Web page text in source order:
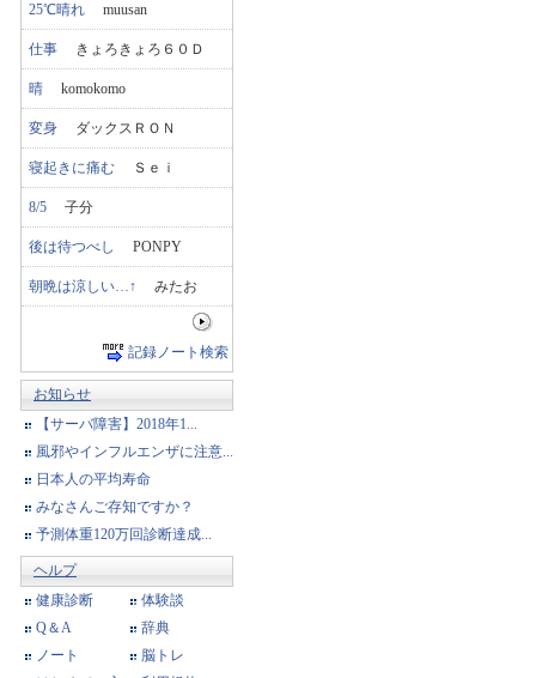
25℃晴れ muusan
仕事 きょろきょろ６０Ｄ
晴 komokomo
変身 ダックスＲＯＮ
寝起きに痛む Ｓｅｉ
8/5 子分
後は待つべし PONPY
朝晩は涼しい…↑ みたお
記録ノート検索
お知らせ
【サーバ障害】2018年1...
風邪やインフルエンザに注意...
日本人の平均寿命
みなさんご存知ですか？
予測体重120万回診断達成...
ヘルプ
健康診断
体験談
Q＆A
辞典
ノート
脳トレ